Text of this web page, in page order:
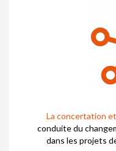
La concertation
conduite du
dans les projets